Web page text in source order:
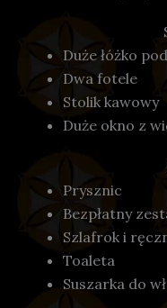
Duże łóżko
Dwa fotele
Stolik kawowy
Duże okno z
Prysznic
Bezpłatny
Szlafrok i
Toaleta
Suszarka do